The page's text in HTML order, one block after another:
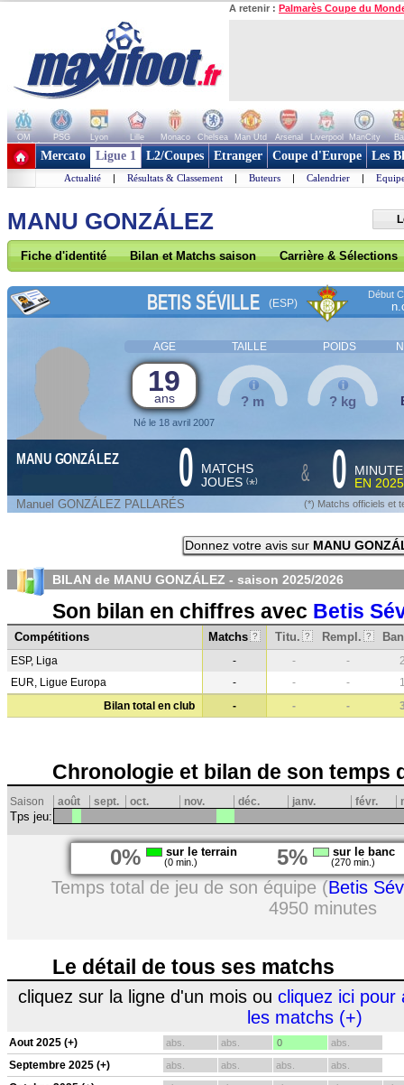
A retenir : Palmarès Coupe du
OM PSG Lyon Lille Monaco Chelsea Man Utd Arsenal Liverpool ManCity
+ de clubs
Mercato Ligue 1 L2/Coupes Etranger Coupe d'Europe Les
Actualité | Résultats & Classement | Buteurs | Calendrier |
MANU GONZÁLEZ
Fiche d'identité Bilan et Matchs saison Carrière & Sélections
BETIS SÉVILLE (ESP)
Début
AGE TAILLE POIDS
19
ans
Né le 18 avril 2007
? m ? kg
MANU GONZÁLEZ 0 MATCHS
JOUES (*) & 0
EN
Manuel GONZÁLEZ PALLARÉS (*) Matchs officiels et
Donnez votre avis sur MANU
BILAN de MANU GONZÁLEZ - saison 2025/2026
Son bilan en chiffres avec Betis
Compétitions Matchs ? Titu. ? Rempl. ?
ESP, Liga - - -
EUR, Ligue Europa
- - -
Bilan total en club
- - -
Chronologie et bilan de son temps
Saison août sept. oct. nov. déc. janv. févr.
Tps jeu:
0% sur le terrain
(0 min.) 5% sur le banc
(270 min.)
Temps total de jeu de son équipe (Betis
4950 minutes
Le détail de tous ses matchs
cliquez sur la ligne d'un mois ou cliquez ici pour
les matchs (+)
Aout 2025 (+) abs. abs. 0 abs.
Septembre 2025 (+) abs. abs. abs. abs.